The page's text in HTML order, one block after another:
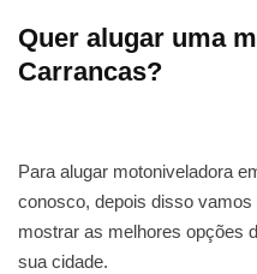
Quer alugar uma
Carrancas?
Para alugar motoniveladora
conosco, depois disso
mostrar as melhores opções
sua cidade.